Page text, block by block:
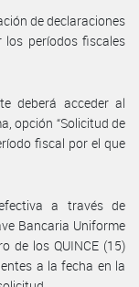
de declaraciones
períodos fiscales
deberá acceder al
opción “Solicitud de
fiscal por el que
a través de
Bancaria Uniforme
de los QUINCE (15)
a la fecha en la